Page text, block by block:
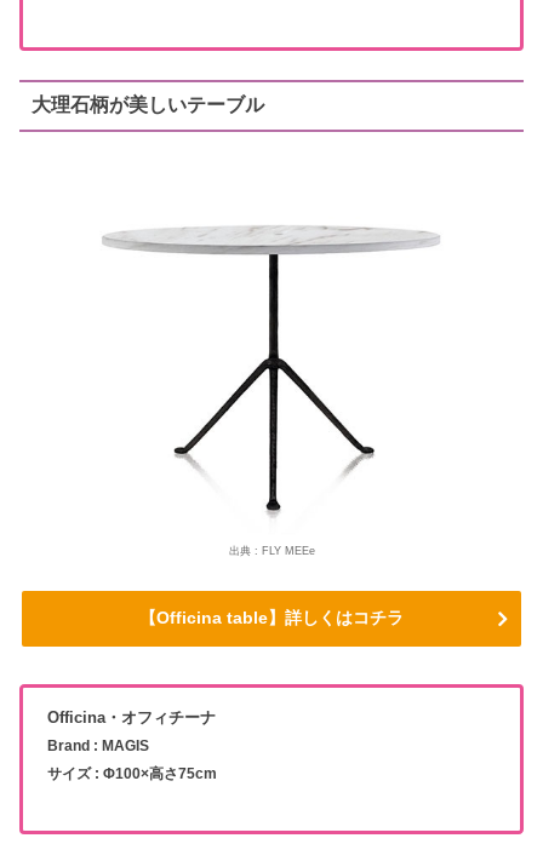
大理石柄が美しいテーブル
出典 : FLY MEEe
【Officina table】詳しくはコチラ
Officina・オフィチーナ
Brand : MAGIS
サイズ : Φ100×高さ75cm